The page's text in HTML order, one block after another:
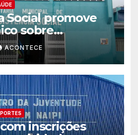
Social promove
sobre
e resposta a
emergência e
pública
ACONTECE
inscrições